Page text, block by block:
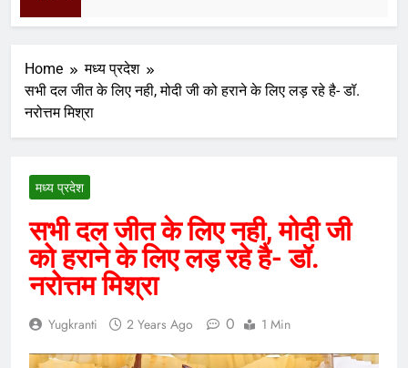
Home
मध्य प्रदेश
सभी दल जीत के लिए नही, मोदी जी को हराने के लिए लड़ रहे है- डॉ.
नरोत्तम मिश्रा
मध्य प्रदेश
सभी दल जीत के लिए नही, मोदी जी
को हराने के लिए लड़ रहे है- डॉ.
नरोत्तम मिश्रा
Yugkranti 2 Years Ago 0 1 Min